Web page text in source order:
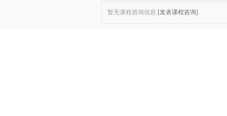
暂无课程咨询信息 [发表课程咨询]